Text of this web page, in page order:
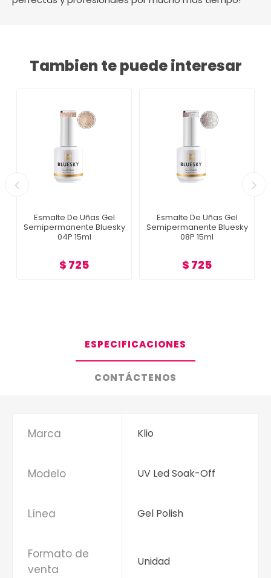
Tambien te puede interesar
Esmalte De Uñas Gel
Semipermanente Bluesky
04P 15ml
$ 725
Esmalte De Uñas Gel
Semipermanente Bluesky
08P 15ml
$ 725
ESPECIFICACIONES
CONTÁCTENOS
Marca Klio
Modelo UV Led Soak-Off
Línea Gel Polish
Formato de
venta
Unidad